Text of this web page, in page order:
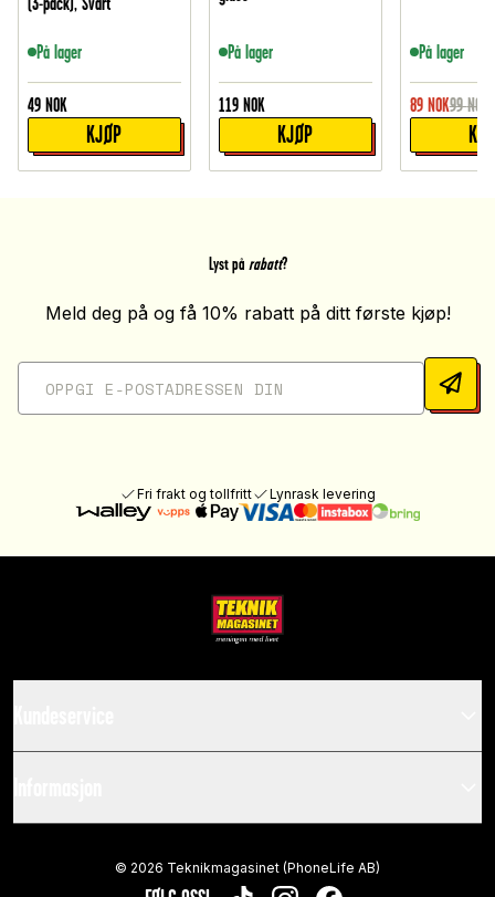
På lager
49 NOK
KJØP
På lager
119 NOK
KJØP
På lager
89 NOK99 NOK
Lyst på rabatt?
Meld deg på og få 10% rabatt på ditt første kjøp!
Fri frakt og tollfritt Lynrask levering
© 2026 Teknikmagasinet (PhoneLife AB)